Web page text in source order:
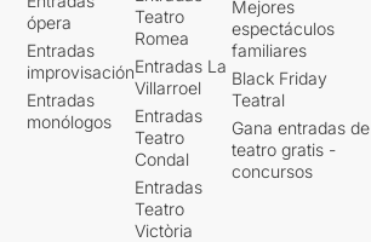
ópera
Entradas
improvisación
Entradas
monólogos
Teatro
Romea
Entradas La
Villarroel
Entradas
Teatro
Condal
Entradas
Teatro
Victòria
Mejores
espectáculos
familiares
Black Friday
Teatral
Gana entradas de
teatro gratis -
concursos